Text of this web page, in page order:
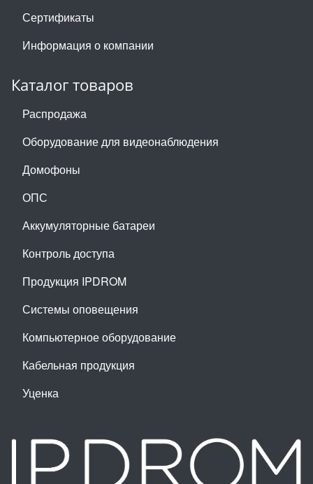
Сертификаты
Информация о компании
Каталог товаров
Распродажа
Оборудование для видеонаблюдения
Домофоны
ОПС
Аккумуляторные батареи
Контроль доступа
Продукция IPDROM
Системы оповещения
Компьютерное оборудование
Кабельная продукция
Уценка